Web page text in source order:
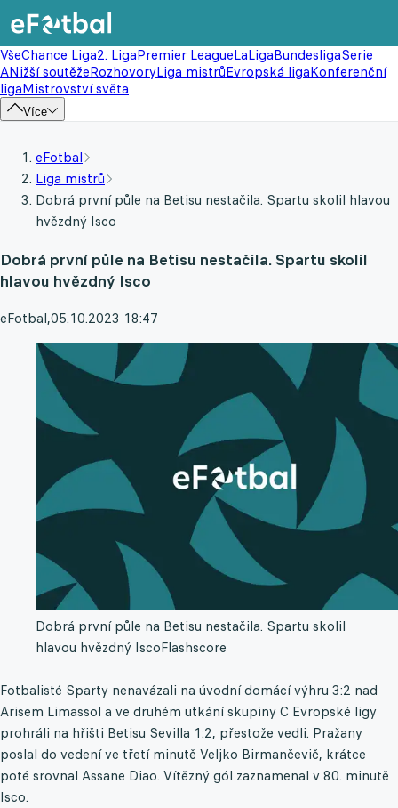
VšeChance Liga2. LigaPremier LeagueLaLigaBundesligaSerie
ANižší soutěžeRozhovoryLiga mistrůEvropská ligaKonferenční
ligaMistrovství světa
Více
eFotbal
Liga mistrů
Dobrá první půle na Betisu nestačila. Spartu skolil hlavou
hvězdný Isco
Dobrá první půle na Betisu nestačila. Spartu skolil
hlavou hvězdný Isco
eFotbal,05.10.2023 18:47
Dobrá první půle na Betisu nestačila. Spartu skolil
hlavou hvězdný IscoFlashscore
Fotbalisté Sparty nenavázali na úvodní domácí výhru 3:2 nad
Arisem Limassol a ve druhém utkání skupiny C Evropské ligy
prohráli na hřišti Betisu Sevilla 1:2, přestože vedli. Pražany
poslal do vedení ve třetí minutě Veljko Birmančevič, krátce
poté srovnal Assane Diao. Vítězný gól zaznamenal v 80. minutě
Isco.